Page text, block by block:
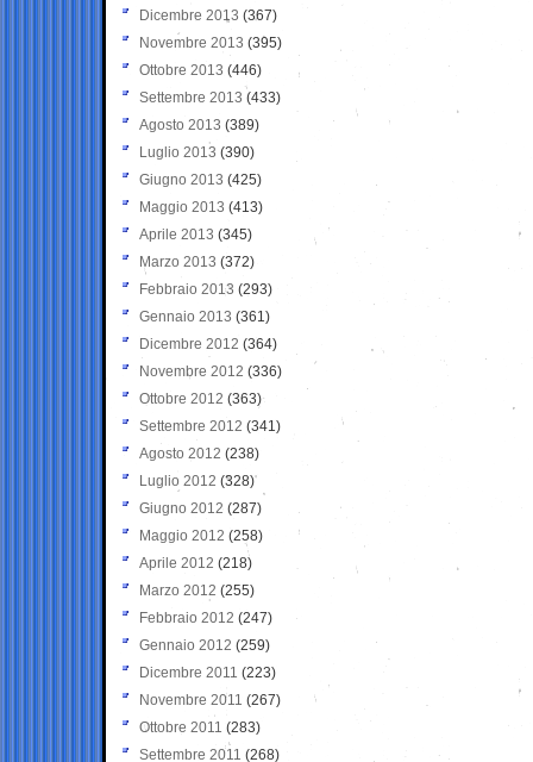
Dicembre 2013 (367)
Novembre 2013 (395)
Ottobre 2013 (446)
Settembre 2013 (433)
Agosto 2013 (389)
Luglio 2013 (390)
Giugno 2013 (425)
Maggio 2013 (413)
Aprile 2013 (345)
Marzo 2013 (372)
Febbraio 2013 (293)
Gennaio 2013 (361)
Dicembre 2012 (364)
Novembre 2012 (336)
Ottobre 2012 (363)
Settembre 2012 (341)
Agosto 2012 (238)
Luglio 2012 (328)
Giugno 2012 (287)
Maggio 2012 (258)
Aprile 2012 (218)
Marzo 2012 (255)
Febbraio 2012 (247)
Gennaio 2012 (259)
Dicembre 2011 (223)
Novembre 2011 (267)
Ottobre 2011 (283)
Settembre 2011 (268)